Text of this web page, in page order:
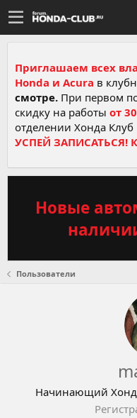
Приглашаем всех
Honda и Acura в
смотре. При первом
скидку на работы от
отделении Хонда
УСПЕЙ ЗАПИСАТЬСЯ!
Новые
Пользователи
Начинающий